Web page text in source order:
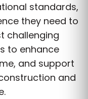
standards,
they need to
challenging
to enhance
and support
and